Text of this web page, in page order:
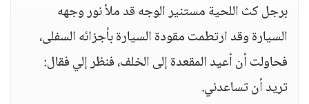
برجل كث اللحية مستنير الوجه قد ملأ نور وجهه
السيارة وقد ارتطمت مقودة السيارة بأجزائه السفلى،
فحاولت أن أعيد المقعدة إلى الخلف، فنظر إلي فقال:
تريد أن تساعدني.